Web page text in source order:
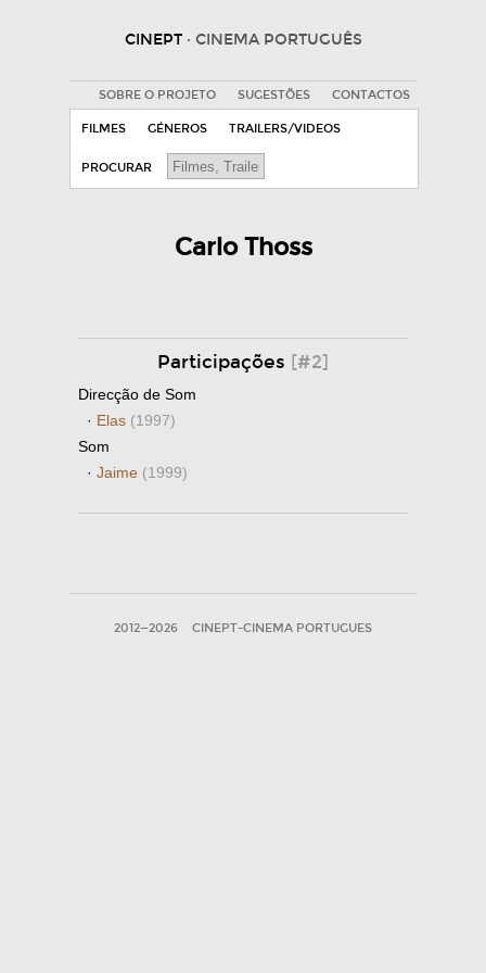
CINEPT · CINEMA PORTUGUÊS
SOBRE O PROJETO SUGESTÕES CONTACTOS
FILMES GÉNEROS TRAILERS/VIDEOS
PROCURAR
Carlo Thoss
Participações [#2]
Direcção de Som
· Elas (1997)
Som
· Jaime (1999)
2012—2026 CINEPT-CINEMA PORTUGUES